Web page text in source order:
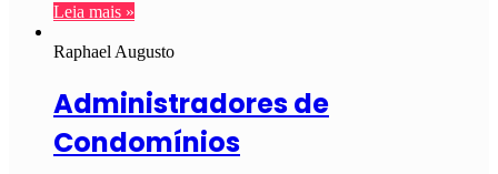
Leia mais »
Raphael Augusto
Administradores de
Condomínios